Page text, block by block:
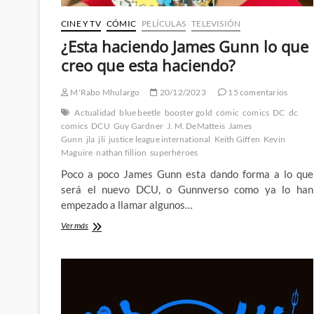
CINE Y TV CÓMIC PELÍCULAS TELEVISIÓN
¿Esta haciendo James Gunn lo que
creo que esta haciendo?
M'Rabo Mhulargo 20/12/2023
15 comentarios
Actualidad blue beetle booster gold cómic comics DC dc
comics DCU Guy Gardner J. M. DeMatteis James
Gunn jla jli justice league international Keith Giffen Kevin
Maguire nathan fillion superhéroes
Poco a poco James Gunn esta dando forma a lo que
será el nuevo DCU, o Gunnverso como ya lo han
empezado a llamar algunos…
Ver más¿Esta